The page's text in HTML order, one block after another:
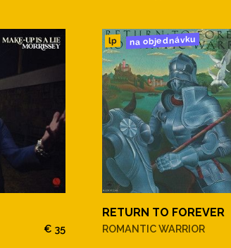
€ 35
lp na objednávku
RETURN TO FOREVER
ROMANTIC WARRIOR